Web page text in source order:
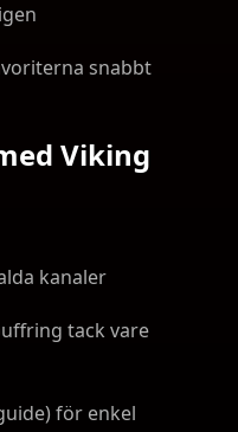
snabbt
Viking
kanaler
tack vare
för enkel